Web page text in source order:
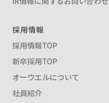
採用情報
採用情報TOP
新卒採用TOP
オーウエルについて
社員紹介